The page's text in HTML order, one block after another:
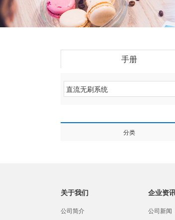
手册
分类
关于我们
公司简介
企业资
公司新闻